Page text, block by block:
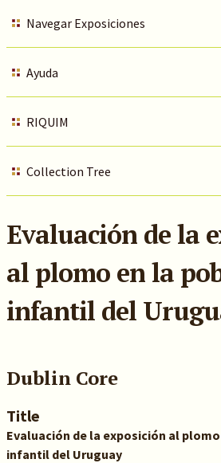
Navegar Exposiciones
Ayuda
RIQUIM
Collection Tree
Evaluación de la
al plomo en la
infantil del
Dublin Core
Title
Evaluación de la exposición al
infantil del Uruguay